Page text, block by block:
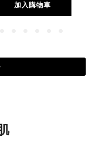
加入購物車